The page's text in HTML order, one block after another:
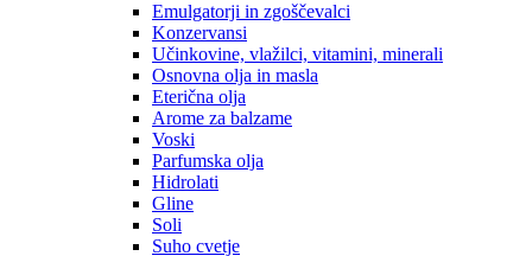
Emulgatorji in zgoščevalci
Konzervansi
Učinkovine, vlažilci, vitamini, minerali
Osnovna olja in masla
Eterična olja
Arome za balzame
Voski
Parfumska olja
Hidrolati
Gline
Soli
Suho cvetje